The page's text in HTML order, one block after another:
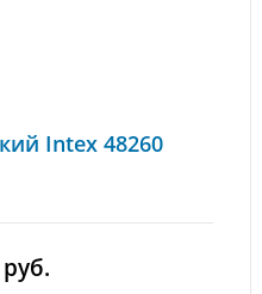
Intex 48260